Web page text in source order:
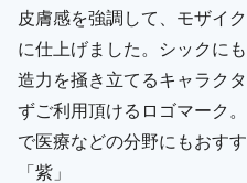
皮膚感を強調して、モザイ
に仕上げました。シックに
造力を掻き立てるキャラク
ずご利用頂けるロゴマーク
で医療などの分野にもおす
「紫」